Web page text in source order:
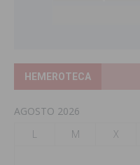
HEMEROTECA
AGOSTO 2026
L
M X